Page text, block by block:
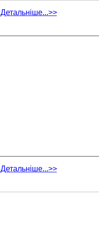
Детальніше...>>
Детальніше...>>